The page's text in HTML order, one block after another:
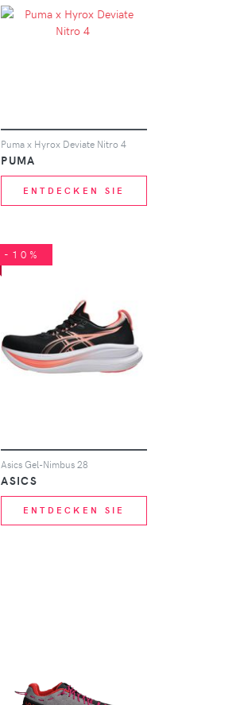
Puma x Hyrox Deviate Nitro 4
PUMA
ENTDECKEN SIE
-10%
Asics Gel-Nimbus 28
ASICS
ENTDECKEN SIE